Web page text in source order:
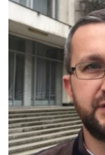
VİDEO
SÜRET
BLOGLAR
FİKİR
Русский
Українською